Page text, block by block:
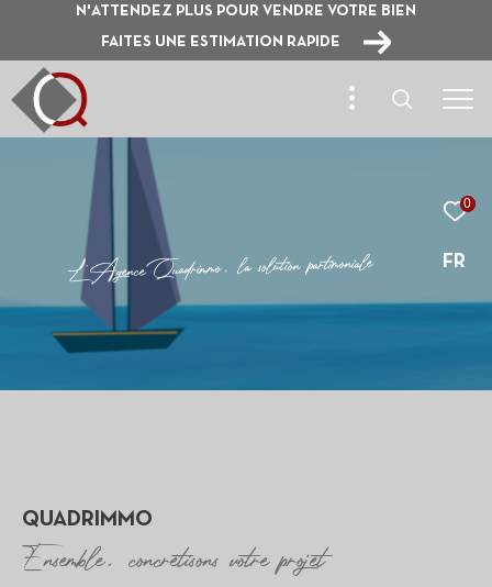
N'ATTENDEZ PLUS POUR VENDRE VOTRE BIEN
FAITES UNE ESTIMATION RAPIDE
0
FR
L'AgenceQuadrimmo, lasolutionpartimoniale
QUADRIMMO
Ensemble, concrétisons votre projet